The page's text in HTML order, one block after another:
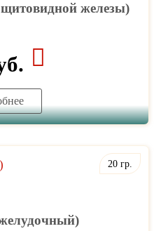
железы)
20 гр.